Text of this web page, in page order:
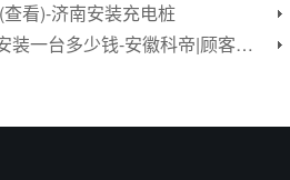
看)-济南安装充电桩
合肥电动车充电桩安装一台多少钱-安徽科帝|顾客至上